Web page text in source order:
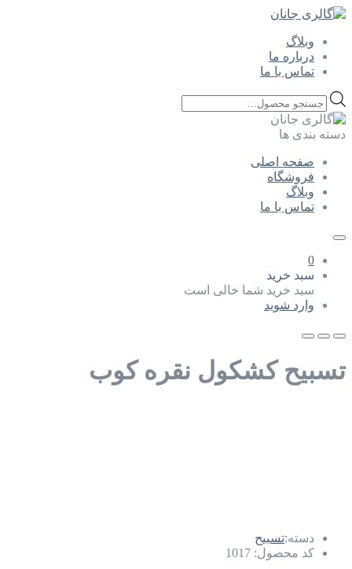
وبلاگ
درباره ما
تماس با ما
Products
search
دسته بندی ها
صفحه اصلی
فروشگاه
وبلاگ
تماس با ما
0
سبد خرید
سبد خرید شما خالی است
وارد شوید
تسبیح کشکول نقره کوب
دسته:تسبیح
کد محصول: 1017